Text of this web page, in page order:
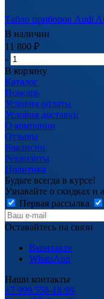
Табло приборов Audi
В наличии
11 800 ₽
-
В корзину
Каталог
Помощь
Условия оплаты
Условия доставки
О компании
Отзывы
Вакансии
Реквизиты
Политика
Будьте всегда в курсе!
Узнавайте о скидках и
Первая рассылка
Оставайтесь на связи
Вконтакте
WhatsApp
Наши контакты
+7 999 558-18-99